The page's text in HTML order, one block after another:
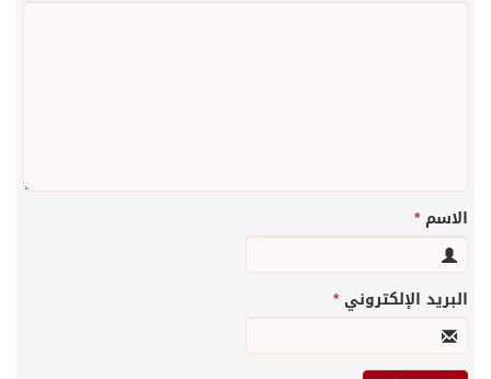
الاسم*
البريد الإلكتروني*